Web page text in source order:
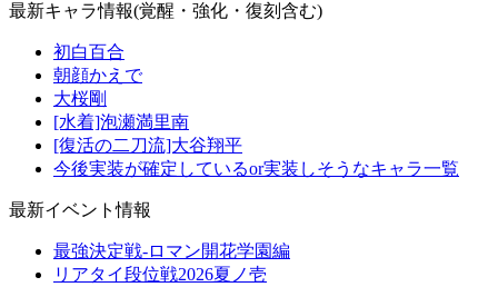
最新キャラ情報(覚醒・強化・復刻含む)
初白百合
朝顔かえで
大桜剛
[水着]泡瀬満里南
[復活の二刀流]大谷翔平
今後実装が確定しているor実装しそうなキャラ一覧
最新イベント情報
最強決定戦-ロマン開花学園編
リアタイ段位戦2026夏ノ壱